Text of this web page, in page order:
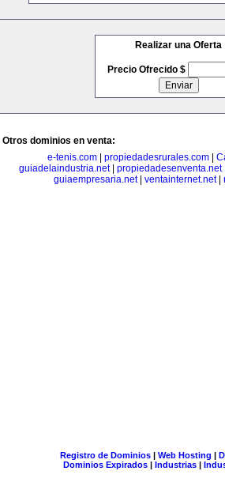
Realizar una Oferta
Precio Ofrecido $
Otros dominios en venta:
e-tenis.com
propiedadesrurales.com
guiadelaindustria.net propiedadesenventa.net
guiaempresaria.net| ventainternet.net|
Registro de Dominios| Web Hosting |
Dominios Expirados | Industrias |